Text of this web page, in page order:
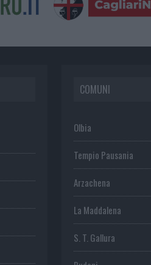
COMUNI
Olbia
Tempio Pausania
Arzachena
La Maddalena
S. T. Gallura